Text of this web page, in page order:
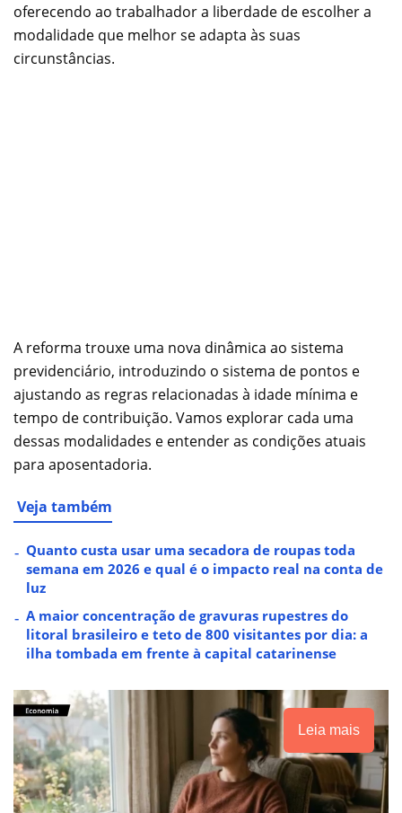
oferecendo ao trabalhador a liberdade de escolher a
modalidade que melhor se adapta às suas
circunstâncias.
A reforma trouxe uma nova dinâmica ao sistema
previdenciário, introduzindo o sistema de pontos e
ajustando as regras relacionadas à idade mínima e
tempo de contribuição. Vamos explorar cada uma
dessas modalidades e entender as condições atuais
para aposentadoria.
Veja também
Quanto custa usar uma secadora de roupas toda
semana em 2026 e qual é o impacto real na conta de
luz
A maior concentração de gravuras rupestres do
litoral brasileiro e teto de 800 visitantes por dia: a
ilha tombada em frente à capital catarinense
Leia mais